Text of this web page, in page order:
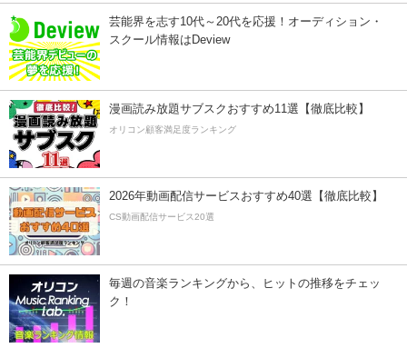
芸能界を志す10代～20代を応援！オーディション・
スクール情報はDeview
漫画読み放題サブスクおすすめ11選【徹底比較】
オリコン顧客満足度ランキング
2026年動画配信サービスおすすめ40選【徹底比較】
CS動画配信サービス20選
毎週の音楽ランキングから、ヒットの推移をチェッ
ク！